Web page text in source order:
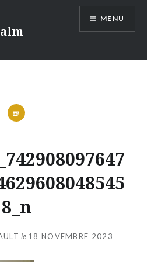
MENU
8_n
le 18 NOVEMBRE 2023